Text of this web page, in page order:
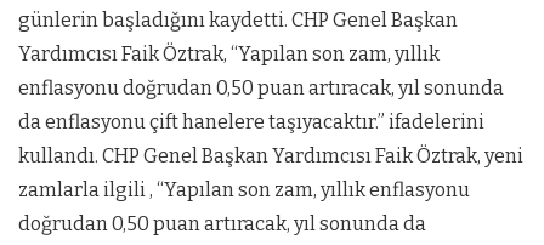
günlerin başladığını kaydetti. CHP Genel Başkan
Yardımcısı Faik Öztrak, “Yapılan son zam, yıllık
enflasyonu doğrudan 0,50 puan artıracak, yıl sonunda
da enflasyonu çift hanelere taşıyacaktır.” ifadelerini
kullandı. CHP Genel Başkan Yardımcısı Faik Öztrak, yeni
zamlarla ilgili , “Yapılan son zam, yıllık enflasyonu
doğrudan 0,50 puan artıracak, yıl sonunda da